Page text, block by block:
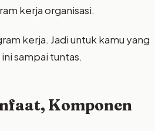
kerja organisasi.
kerja. Jadi untuk kamu yang
sampai tuntas.
Komponen